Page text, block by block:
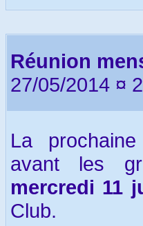
Réunion
27/05/2014 ¤
La
avant les
mercredi 11
Club.